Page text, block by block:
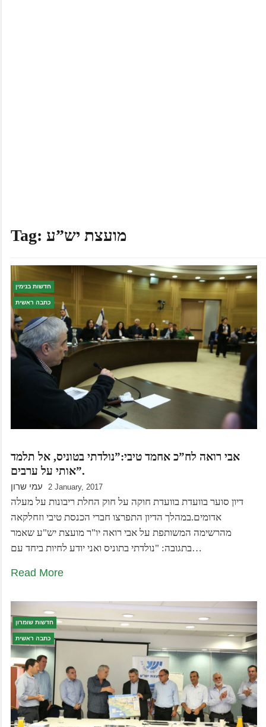
Tag: מועצת יש”ע
חדשות בנימין
כתבה ראשית
אבי רואה לח”כ אחמד טיבי:”נולדתי בטוניס, אל תלמד
אותי על ערבים”.
עמי שרון 2 January, 2017
דיון סוער בוועדת בוועדת חוקה על חוק החלת ריבונות על מעלה
אדומים.במהלך הדיון התפרצו חברי הכנסת טיבי וזחלקאה
מהרשימה המשותפת על אבי רואה יו"ר מועצת יש"ע שאמר
בתגובה: "נולדתי בתוניס ואני יודע לחיות ביחד עם…
Read More
חדשות שומרון
כתבה ראשית